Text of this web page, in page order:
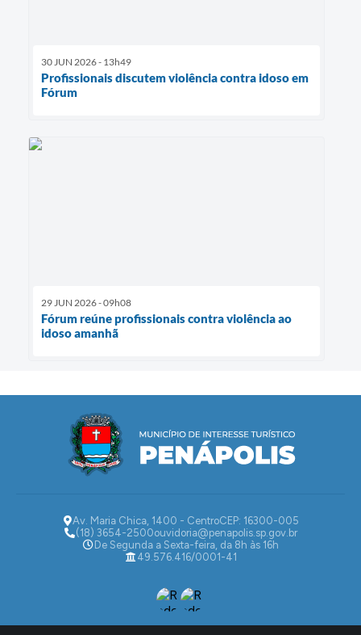
30 JUN 2026 - 13h49
Profissionais discutem violência contra idoso em
Fórum
29 JUN 2026 - 09h08
Fórum reúne profissionais contra violência ao
idoso amanhã
Av. Maria Chica, 1400 - CentroCEP: 16300-005
(18) 3654-2500ouvidoria@penapolis.sp.gov.br
De Segunda a Sexta-feira, da 8h às 16h
49.576.416/0001-41